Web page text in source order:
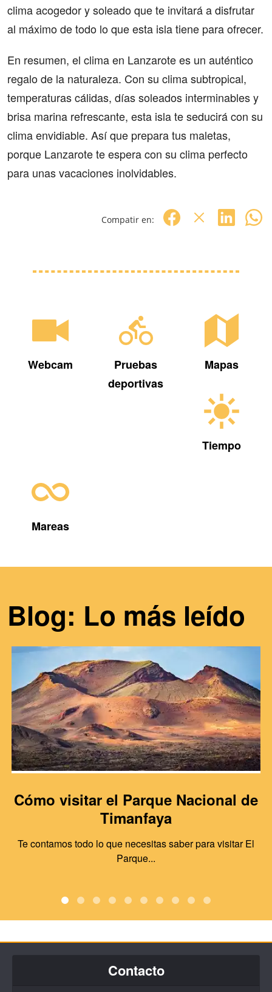
clima acogedor y soleado que te invitará a disfrutar
al máximo de todo lo que esta isla tiene para ofrecer.
En resumen, el clima en Lanzarote es un auténtico
regalo de la naturaleza. Con su clima subtropical,
temperaturas cálidas, días soleados interminables y
brisa marina refrescante, esta isla te seducirá con su
clima envidiable. Así que prepara tus maletas,
porque Lanzarote te espera con su clima perfecto
para unas vacaciones inolvidables.
Compatir en:
Webcam
Pruebas
deportivas
Mapas
Tiempo
Mareas
Blog: Lo más leído
Cómo visitar el Parque Nacional de
Timanfaya
Te contamos todo lo que necesitas saber para visitar El
Parque...
Contacto